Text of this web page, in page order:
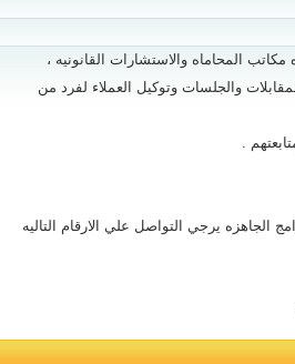
مكاتب المحاماه والاستشارات القانونيه ،
والجلسات وتوكيل العملاء لفرد من
.
الجاهزه يرجي التواصل علي الارقام التاليه